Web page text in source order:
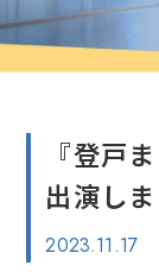
『登戸
出演しま
2023.11.17